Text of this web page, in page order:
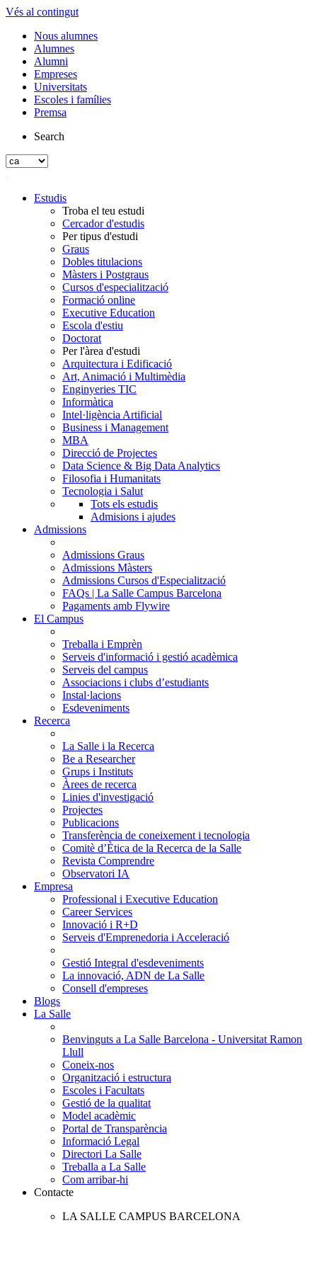
Vés al contingut
Nous alumnes
Alumnes
Alumni
Empreses
Universitats
Escoles i famílies
Premsa
Search
Estudis
Troba el teu estudi
Cercador d'estudis
Per tipus d'estudi
Graus
Dobles titulacions
Màsters i Postgraus
Cursos d'especialització
Formació online
Executive Education
Escola d'estiu
Doctorat
Per l'àrea d'estudi
Arquitectura i Edificació
Art, Animació i Multimèdia
Enginyeries TIC
Informàtica
Intel·ligència Artificial
Business i Management
MBA
Direcció de Projectes
Data Science & Big Data Analytics
Filosofia i Humanitats
Tecnologia i Salut
Tots els estudis
Admisions i ajudes
Admissions
Admissions Graus
Admissions Màsters
Admissions Cursos d'Especialització
FAQs | La Salle Campus Barcelona
Pagaments amb Flywire
El Campus
Treballa i Emprèn
Serveis d'informació i gestió acadèmica
Serveis del campus
Associacions i clubs d’estudiants
Instal·lacions
Esdeveniments
Recerca
La Salle i la Recerca
Be a Researcher
Grups i Instituts
Àrees de recerca
Linies d'investigació
Projectes
Publicacions
Transferència de coneixement i tecnologia
Comitè d’Ètica de la Recerca de la Salle
Revista Comprendre
Observatori IA
Empresa
Professional i Executive Education
Career Services
Innovació i R+D
Serveis d'Emprenedoria i Acceleració
Gestió Integral d'esdeveniments
La innovació, ADN de La Salle
Consell d'empreses
Blogs
La Salle
Benvinguts a La Salle Barcelona - Universitat Ramon
Llull
Coneix-nos
Organització i estructura
Escoles i Facultats
Gestió de la qualitat
Model acadèmic
Portal de Transparència
Informació Legal
Directori La Salle
Treballa a La Salle
Com arribar-hi
Contacte
LA SALLE CAMPUS BARCELONA